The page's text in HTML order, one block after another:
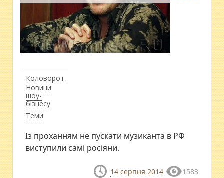
Коловорот
Новини
шоу-
бізнесу
Теми
Із проханням не пускати музиканта в РФ
виступили самі росіяни.
14 серпня 2014 1583